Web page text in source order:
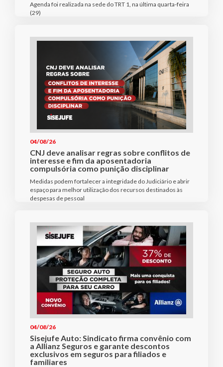
Agenda foi realizada na sede do TRT 1, na última quarta-feira
(29)
04/08/26
CNJ deve analisar regras sobre conflitos de
interesse e fim da aposentadoria
compulsória como punição disciplinar
Medidas podem fortalecer a integridade do Judiciário e abrir
espaço para melhor utilização dos recursos destinados às
despesas de pessoal
04/08/26
Sisejufe Auto: Sindicato firma convênio com
a Allianz Seguros e garante descontos
exclusivos em seguros para filiados e
familiares